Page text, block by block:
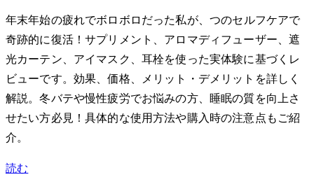
年末年始の疲れでボロボロだった私が、5つのセルフケアで
奇跡的に復活！サプリメント、アロマディフューザー、遮
光カーテン、アイマスク、耳栓を使った実体験に基づくレ
ビューです。効果、価格、メリット・デメリットを詳しく
解説。冬バテや慢性疲労でお悩みの方、睡眠の質を向上さ
せたい方必見！具体的な使用方法や購入時の注意点もご紹
介。
読む